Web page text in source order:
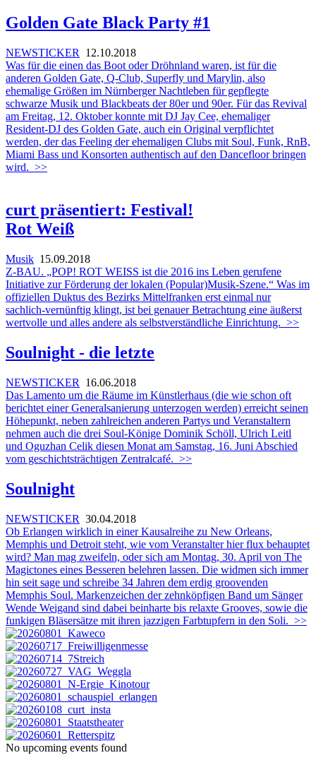
Golden Gate Black Party #1
NEWSTICKER
12.10.2018
Was für die einen das Boot oder Dröhnland waren, ist für die
anderen Golden Gate, Q-Club, Superfly und Marylin, also
ehemalige Größen im Nürnberger Nachtleben für gepflegte
schwarze Musik und Blackbeats der 80er und 90er. Für das Revival
am Freitag, 12. Oktober konnte mit DJ Jay Cee, ehemaliger
Resident-DJ des Golden Gate, auch ein Original verpflichtet
werden, der das Feeling der ehemaligen Clubs mit Soul, Funk, RnB,
Miami Bass und Konsorten authentisch auf den Dancefloor bringen
wird. >>
curt präsentiert: Festival!
Rot Weiß
Musik 15.09.2018
Z-BAU. „POP! ROT WEISS ist die 2016 ins Leben gerufene
Initiative zur Förderung der lokalen (Popular)Musik-Szene.“ Was im
offiziellen Duktus des Bezirks Mittelfranken erst einmal nur
sachlich-vernünftig klingt, ist bei genauer Betrachtung eine äußerst
wertvolle und alles andere als selbstverständliche Einrichtung. >>
Soulnight - die letzte
NEWSTICKER
16.06.2018
Das Lamento um die Räume im Künstlerhaus (die wie schon oft
berichtet einer Generalsanierung unterzogen werden) erreicht seinen
Höhepunkt, neben zahlreichen anderen Partys und Veranstaltern
nehmen auch die drei Soul-Könige Dominik Schöll, Ulrich Leitl
und Oguzhan Celik diesen Monat am Samstag, 16. Juni Abschied
vom geschichtsträchtigen Zentralcafé. >>
Soulnight
NEWSTICKER 30.04.2018
Ob Erlangen wirklich in einer Kausalreihe zu New Orleans,
Memphis und Detroit steht, wie vom Veranstalter hier flux behauptet
wird? Man mag zweifeln, oder sich am Montag, 30. April von The
Magictones eines Besseren belehren lassen. Die widmen sich immer
hin seit sage und schreibe 34 Jahren dem erdig groovenden
Memphis Soul. Markenzeichen der zehnköpfigen Band um Sänger
Wende Weigand sind dabei beinharte bis relaxte Grooves, sowie die
funkigen Bläsersätze mit ihren jazzigen Farbtupfern in den Soli. >>
No upcoming events found